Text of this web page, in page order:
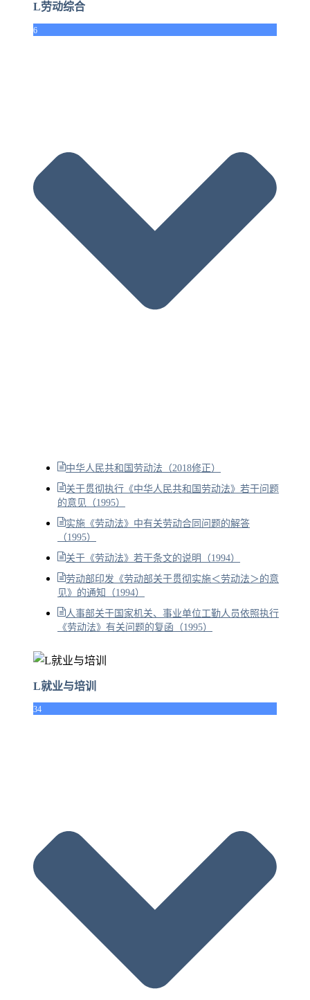
L劳动综合
6
中华人民共和国劳动法（2018修正）
关于贯彻执行《中华人民共和国劳动法》若干问题
的意见（1995）
实施《劳动法》中有关劳动合同问题的解答
（1995）
关于《劳动法》若干条文的说明（1994）
劳动部印发《劳动部关于贯彻实施＜劳动法＞的意
见》的通知（1994）
人事部关于国家机关、事业单位工勤人员依照执行
《劳动法》有关问题的复函（1995）
L就业与培训
34